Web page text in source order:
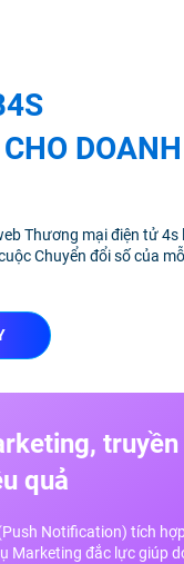
DOANH
Thương mại điện tử 4s
Chuyển đổi số của
quả
Notification) tích
Marketing đắc lực giúp